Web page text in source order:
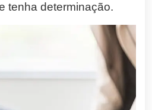
tenha determinação.